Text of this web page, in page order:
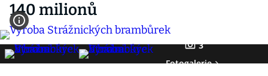
140 milionů
3
Fotogalerie